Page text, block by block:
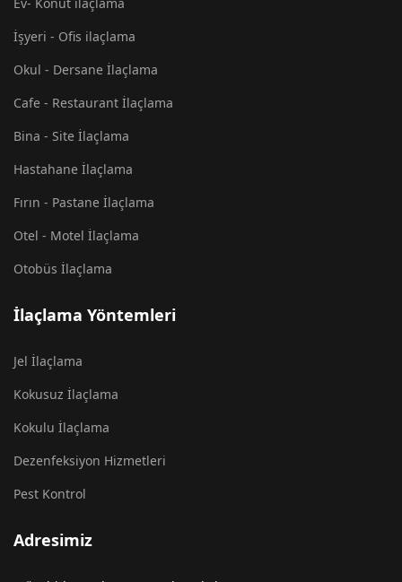
İşyeri - Ofis ilaçlama
Okul - Dersane İlaçlama
Cafe - Restaurant İlaçlama
Bina - Site İlaçlama
Hastahane İlaçlama
Fırın - Pastane İlaçlama
Otel - Motel İlaçlama
Otobüs İlaçlama
İlaçlama Yöntemleri
Jel İlaçlama
Kokusuz İlaçlama
Kokulu İlaçlama
Dezenfeksiyon Hizmetleri
Pest Kontrol
Adresimiz